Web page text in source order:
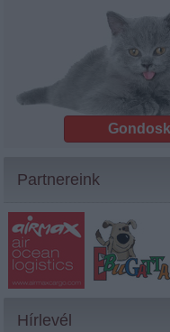
Partnereink
Hírlevél